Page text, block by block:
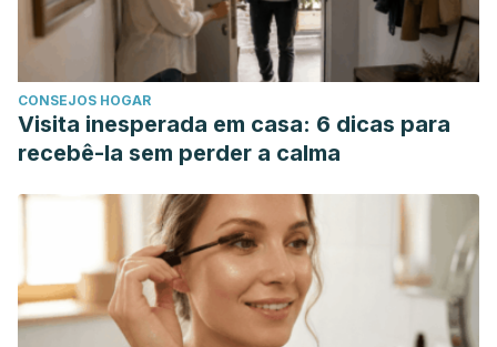
Essential Oils: Science, Technology, and Applications,
Second Edition.
https://doi.org/10.1201/b19393
Sell, C. (2015). Chemistry of essential oils. In Handbook of
Essential Oils: Science, Technology, and Applications,
Second Edition.
Moreira, M. R., Alvarez, M. V., & Ponce, A. G. (2016).
Essential oils. In Postharvest Management Approaches for
Maintaining Quality of Fresh Produce.
https://doi.org/10.1007/978-3-319-23582-0_7
Clínica Mayo. Alergias. (2018). Recuperado el 11 de octubre
de 2020. https://www.mayoclinic.org/es-es/diseases-
CONSEJOS HOGAR
Visita inesperada em casa: 6 dicas para
recebê-la sem perder a calma